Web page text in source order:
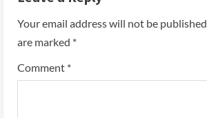
Your email address will not be published.
are marked *
Comment *